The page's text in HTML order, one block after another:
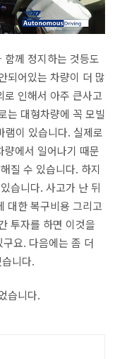
께 정지하는 것등도
되어있는 차량이 더 많
로 인해서 아주 큰사고
는 대형차량에 꼭 모빌
램이 있습니다. 실제로
에서 일어나기 때문
질 수 있습니다. 하지
습니다. 사고가 난 뒤
대한 복구비용 그리고
투자를 하면 이것을
요. 다음에는 좀 더
니다.
습니다.